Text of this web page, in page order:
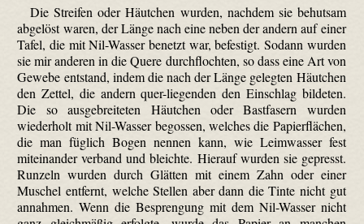
Die Streifen oder Häutchen wurden, nachdem sie behutsam
abgelöst waren, der Länge nach eine neben der andern auf einer
Tafel, die mit Nil-Wasser benetzt war, befestigt. Sodann wurden
sie mir anderen in die Quere durchflochten, so dass eine Art von
Gewebe entstand, indem die nach der Länge gelegten Häutchen
den Zettel, die andern quer-liegenden den Einschlag bildeten.
Die so ausgebreiteten Häutchen oder Bastfasern wurden
wiederholt mit Nil-Wasser begossen, welches die Papierflächen,
die man füglich Bogen nennen kann, wie Leimwasser fest
miteinander verband und bleichte. Hierauf wurden sie gepresst.
Runzeln wurden durch Glätten mit einem Zahn oder einer
Muschel entfernt, welche Stellen aber dann die Tinte nicht gut
annahmen. Wenn die Besprengung mit dem Nil-Wasser nicht